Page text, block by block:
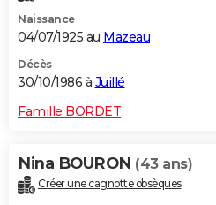
Naissance
04/07/1925 au Mazeau
Décès
30/10/1986 à Juillé
Famille BORDET
Nina BOURON (43 ans)
Créer une cagnotte obsèques